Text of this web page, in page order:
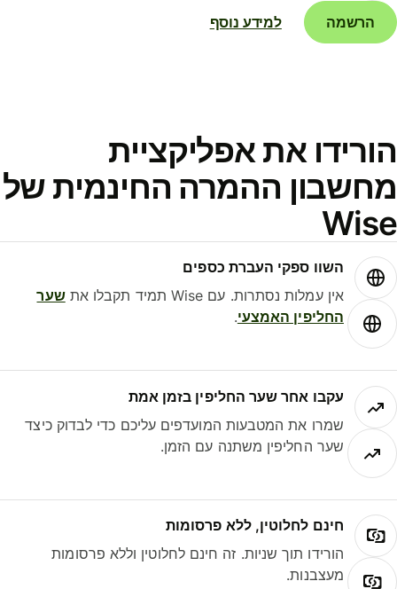
הרשמה
למידע נוסף
את אפליקציית
ההמרה החינמית של
השוו ספקי העברת כספים
אין עמלות נסתרות. עם Wise תמיד תקבלו את
שער
החליפין האמצעי.
עקבו אחר שער החליפין בזמן אמת
שמרו את המטבעות המועדפים עליכם כדי לבדוק כיצד
שער החליפין משתנה עם הזמן.
חינם לחלוטין, ללא פרסומות
הורידו תוך שניות. זה חינם לחלוטין וללא פרסומות
מעצבנות.